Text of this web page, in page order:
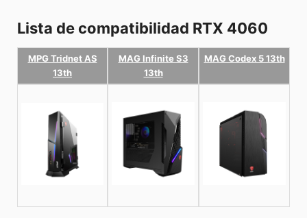
Lista de compatibilidad RTX 4060
MPG Tridnet AS
13th
MAG Infinite S3
13th
MAG Codex 5 13th